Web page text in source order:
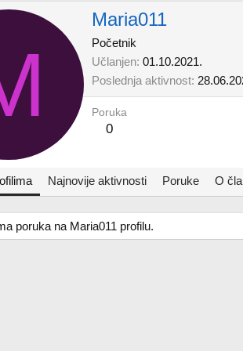
Maria011
Početnik
Učlanjen 01.10.2021.
Poslednja aktivnost
Poruka
0
Najnovije aktivnosti Poruke O
poruka na Maria011 profilu.